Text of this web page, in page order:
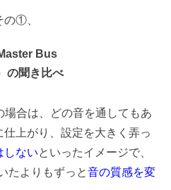
の①、
Bus
の聞き比べ
合は、どの音を通してもあ
上がり、設定を大きく弄っ
しないといったイメージで、
たよりもずっと音の質感を変